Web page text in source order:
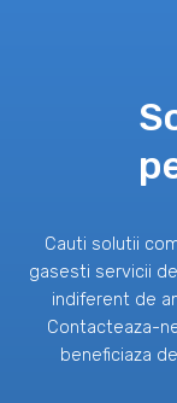
Cauti solutii
gasesti servicii
indiferent de
Contacteaza-
beneficiaza